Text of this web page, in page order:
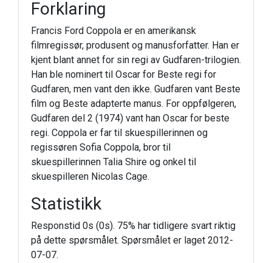
Forklaring
Francis Ford Coppola er en amerikansk
filmregissør, produsent og manusforfatter. Han er
kjent blant annet for sin regi av Gudfaren-trilogien.
Han ble nominert til Oscar for Beste regi for
Gudfaren, men vant den ikke. Gudfaren vant Beste
film og Beste adapterte manus. For oppfølgeren,
Gudfaren del 2 (1974) vant han Oscar for beste
regi. Coppola er far til skuespillerinnen og
regissøren Sofia Coppola, bror til
skuespillerinnen Talia Shire og onkel til
skuespilleren Nicolas Cage.
Statistikk
Responstid 0s (0s). 75% har tidligere svart riktig
på dette spørsmålet. Spørsmålet er laget 2012-
07-07.